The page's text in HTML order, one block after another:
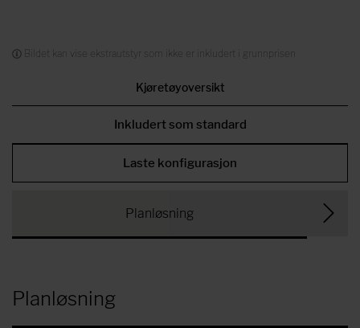
Bildet kan vise ekstrautstyr som ikke er inkludert i grunnprisen
Kjøretøyoversikt
Inkludert som standard
Laste konfigurasjon
Planløsning
Planløsning